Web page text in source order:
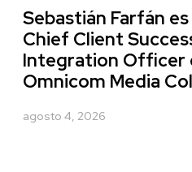
Sebastián Farfán
Chief Client
Integration Officer
Omnicom Media
agosto 4, 2026